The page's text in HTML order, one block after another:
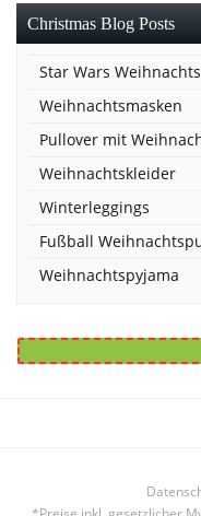
Christmas Blog Posts
Star Wars
Weihnachtsmasken
Pullover mit
Weihnachtskleider
Winterleggings
Fußball
Weihnachtspyjama